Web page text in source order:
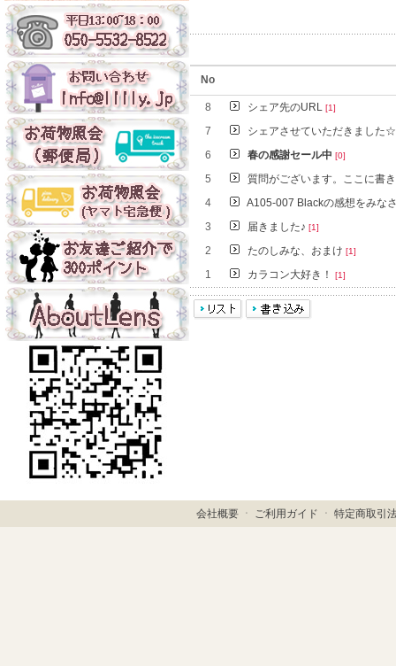
No
8 シェア先のURL [1]
7
シェアさせていただきました
6
春の感謝セール中 [0]
5
質問がございます。ここに書
4
A105-007 Blackの感想をみな
3
届きました♪ [1]
2 たのしみな、おまけ [1]
1 カラコン大好き！ [1]
会社概要ㆍ ご利用ガイド ㆍ 特定商取引